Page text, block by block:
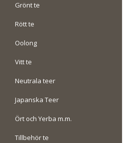
Grönt te
Rött te
Oolong
Vitt te
Neutrala teer
Japanska Teer
Ört och Yerba m.m.
Tillbehör te